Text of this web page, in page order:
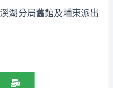
溪湖分局舊館及埔東派出